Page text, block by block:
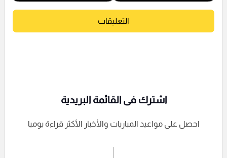
التعليقات
اشترك فى القائمة البريدية
احصل على مواعيد المباريات والأخبار الأكثر قراءة يوميا